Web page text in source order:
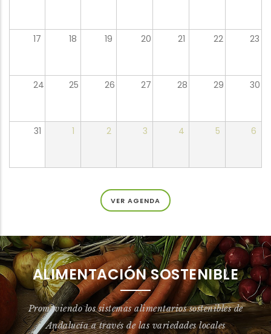
17 18 19 20 21 22 23
24 25 26 27 28 29 30
31 1 2 3 4 5 6
VER AGENDA
ALIMENTACIÓN SOSTENIBLE
Promoviendo los sistemas alimentarios sostenibles de
Andalucía a través de las variedades locales